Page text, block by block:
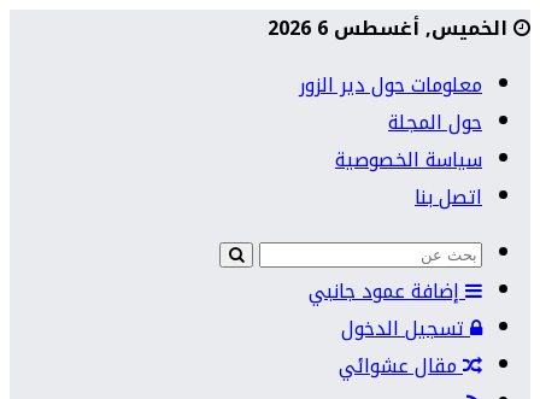
الخميس, أغسطس 6 2026
معلومات حول دير الزور
حول المجلة
سياسة الخصوصية
اتصل بنا
إضافة عمود جانبي
تسجيل الدخول
مقال عشوائي